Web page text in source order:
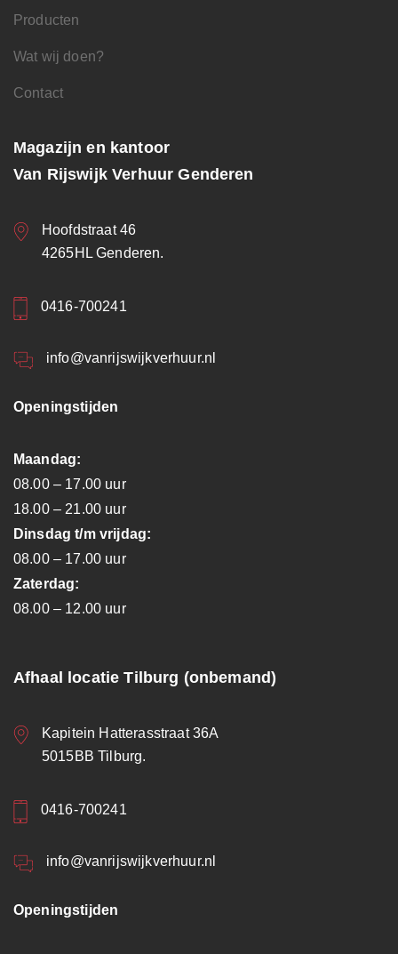
Producten
Wat wij doen?
Contact
Magazijn en kantoor
Van Rijswijk Verhuur Genderen
Hoofdstraat 46
4265HL Genderen.
0416-700241
info@vanrijswijkverhuur.nl
Openingstijden
Maandag:
08.00 – 17.00 uur
18.00 – 21.00 uur
Dinsdag t/m vrijdag:
08.00 – 17.00 uur
Zaterdag:
08.00 – 12.00 uur
Afhaal locatie Tilburg (onbemand)
Kapitein Hatterasstraat 36A
5015BB Tilburg.
0416-700241
info@vanrijswijkverhuur.nl
Openingstijden